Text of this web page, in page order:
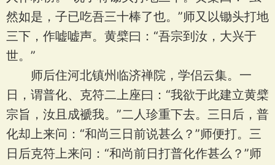
然如是，子已吃吾三十棒了也。”师又以锄头打地
三下，作嘘嘘声。黄檗曰：“吾宗到汝，大兴于
世。”
师后住河北镇州临济禅院，学侣云集。一
日，谓普化、克符二上座曰：“我欲于此建立黄檗
宗旨，汝且成褫我。”二人珍重下去。三日后，普
化却上来问：“和尚三日前说甚么？”师便打。三
日后克符上来问：“和尚前日打普化作甚么？”师